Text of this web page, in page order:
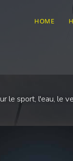
HOME
le sport, l'eau, le